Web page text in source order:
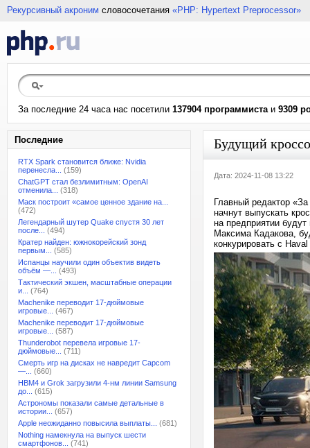
Рекурсивный акроним словосочетания «PHP: Hypertext Preprocessor»
За последние 24 часа нас посетили 137904 программистаи 9309
Последние
RTX Spark становится ближе: Nvidia
перенесла...
(159)
ChatGPT стал безлимитным: OpenAI
отменила...
(318)
Маск построит «самое ценное здание на...
(472)
Легендарный шутер Quake спустя 30 лет
после...
(494)
Кратер найден: южнокорейский зонд
первым...
(585)
Испанцы научили один объектив видеть
объём —...
(493)
Тактический экшен, масштабные операции
и...
(764)
Machenike переводит 17-дюймовые
игровые...
(467)
Machenike переводит 17-дюймовые
игровые...
(587)
Thunderobot перевела игровые 17-
дюймовые...
(711)
Смерть игр на дисках не навредит Capcom
—...
(660)
HBM4 и Grok загрузили 4-нм линии Samsung
до...
(615)
Астрономы показали самые детальные в
истории...
(657)
Apple неожиданно повысила выплаты...
(681)
Nothing намекнула на выпуск шести
смартфонов...
(741)
Будущий
Дата: 2024-11-08 13:22
Главный редактор
начнут выпускать
на предприятии
Максима Кадакова,
конкурировать с